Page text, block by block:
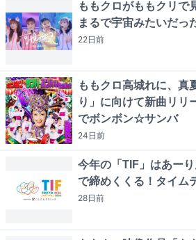
ももクロがももクリで
まるで宇宙みたいだっ
22日前
ももクロ高城れに、真
り」に向けて新曲リ
でボンボン☆サンバ
24日前
今年の「TIF」はあー
で締めくくる！タイム
28日前